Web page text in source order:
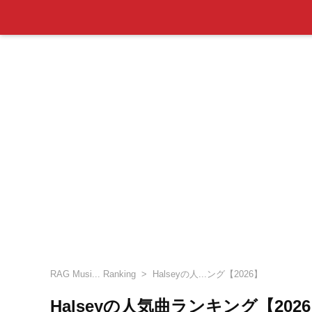
RAG Musi... Ranking Halseyの人...ング【2026】
Halseyの人気曲ランキング【